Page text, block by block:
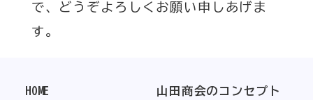
で、どうぞよろしくお願い申しあげま
す。
HOME 山田商会のコンセプト